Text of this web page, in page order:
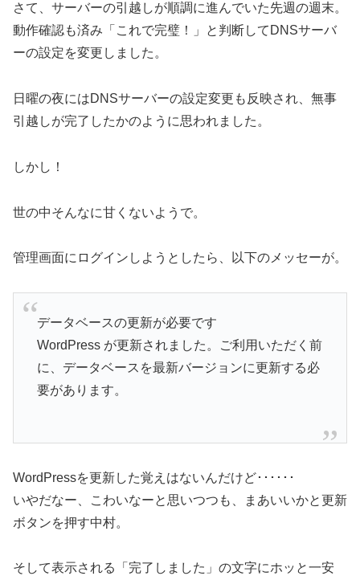
さて、サーバーの引越しが順調に進んでいた先週の週末。
動作確認も済み「これで完璧！」と判断してDNSサーバ
ーの設定を変更しました。
日曜の夜にはDNSサーバーの設定変更も反映され、無事
引越しが完了したかのように思われました。
しかし！
世の中そんなに甘くないようで。
管理画面にログインしようとしたら、以下のメッセーが。
データベースの更新が必要です
WordPress が更新されました。ご利用いただく前
に、データベースを最新バージョンに更新する必
要があります。
WordPressを更新した覚えはないんだけど･･････
いやだなー、こわいなーと思いつつも、まあいいかと更新
ボタンを押す中村。
そして表示される「完了しました」の文字にホッと一安